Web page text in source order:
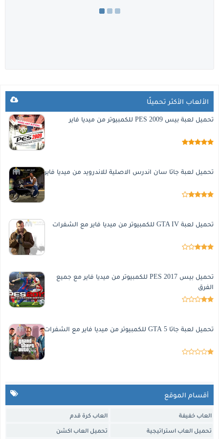
الألعاب الأكثر تحميلًا
تحميل لعبة بيس 2009 PES للكمبيوتر من ميديا فاير
تحميل لعبة جاتا سان اندرس الاصلية للاندرويد من ميديا فاير
تحميل لعبة GTA IV للكمبيوتر من ميديا فاير مع الشفرات
تحميل بيس 2017 PES للكمبيوتر من ميديا فاير مع جميع
الفرق
تحميل لعبة جاتا 5 GTA للكمبيوتر من ميديا فاير مع الشفرات
أقسام الموقع
العاب خفيفة العاب كرة قدم
تحميل العاب استراتيجية تحميل العاب اكشن